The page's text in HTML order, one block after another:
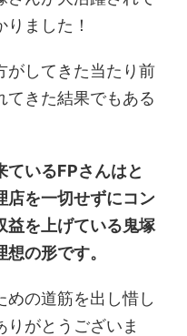
ました！
がしてきた当たり前
てきた結果でもある
ているFPさんはと
店を一切せずにコン
益を上げている鬼塚
の形です。
めの道筋を出し惜し
がとうございま